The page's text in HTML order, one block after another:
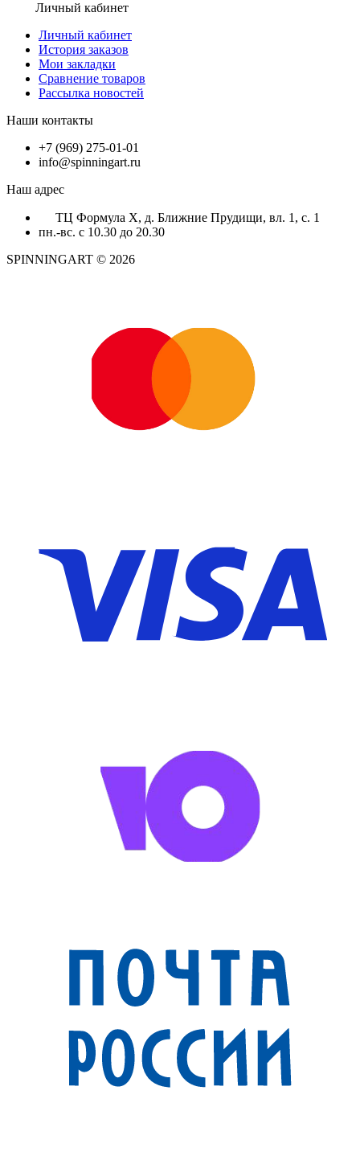
Личный кабинет
Личный кабинет
История заказов
Мои закладки
Сравнение товаров
Рассылка новостей
Наши контакты
+7 (969) 275-01-01
info@spinningart.ru
Наш адрес
ТЦ Формула X, д. Ближние Прудищи, вл. 1, с. 1
пн.-вс. с 10.30 до 20.30
SPINNINGART © 2026